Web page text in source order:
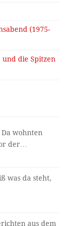
(1975-
die Spitzen
Da wohnten
der…
was da steht,
aus dem